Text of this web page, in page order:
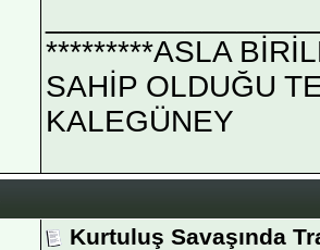
*********ASLA
SAHİP OLDUĞU
KALEGÜNEY
Kurtuluş Savaşında